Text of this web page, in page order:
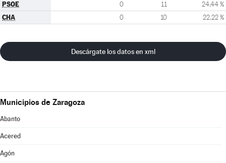
PSOE 0 11 24,44 %
CHA 0 10 22,22 %
Descárgate los datos en xml
Municipios de Zaragoza
Abanto
Acered
Agón